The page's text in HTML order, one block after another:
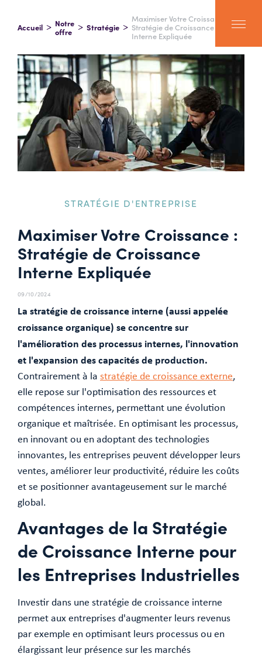
Accueil Notre
offre Stratégie
Maximiser Votre Croissance :
Stratégie de Croissance
Interne Expliquée
STRATÉGIE D'ENTREPRISE
Maximiser Votre Croissance :
Stratégie de Croissance
Interne Expliquée
09/10/2024
La stratégie de croissance interne (aussi appelée
croissance organique) se concentre sur
l'amélioration des processus internes, l'innovation
et l'expansion des capacités de production.
Contrairement à la stratégie de croissance externe,
elle repose sur l'optimisation des ressources et
compétences internes, permettant une évolution
organique et maîtrisée. En optimisant les processus,
en innovant ou en adoptant des technologies
innovantes, les entreprises peuvent développer leurs
ventes, améliorer leur productivité, réduire les coûts
et se positionner avantageusement sur le marché
global.
Avantages de la Stratégie
de Croissance Interne pour
les Entreprises Industrielles
Investir dans une stratégie de croissance interne
permet aux entreprises d'augmenter leurs revenus
par exemple en optimisant leurs processus ou en
élargissant leur présence sur les marchés